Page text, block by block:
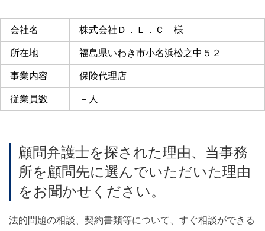
会社名 株式会社Ｄ．Ｌ．Ｃ 様
所在地 福島県いわき市小名浜松之中５２
事業内容 保険代理店
従業員数 －人
顧問弁護士を探された理由、当事務
所を顧問先に選んでいただいた理由
をお聞かせください。
法的問題の相談、契約書類等について、すぐ相談ができる